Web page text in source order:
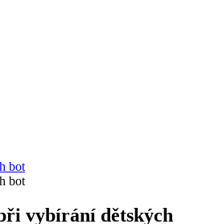
vybírání dětských